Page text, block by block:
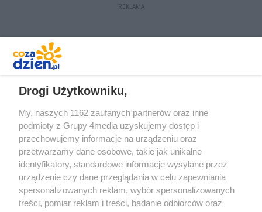
REKLAMA
Drogi Użytkowniku,
My, naszych 1162 zaufanych partnerów oraz inne
podmioty z Grupy 4media uzyskujemy dostęp i
przechowujemy informacje na urządzeniu oraz
przetwarzamy dane osobowe, takie jak unikalne
identyfikatory, standardowe informacje wysyłane przez
urządzenie czy dane przeglądania w celu zapewniania
spersonalizowanych reklam, wybór spersonalizowanych
treści, pomiar reklam i treści, badanie odbiorców oraz